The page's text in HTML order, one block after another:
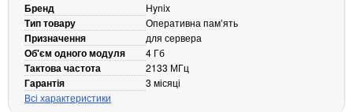
Зовнішні блоки живлення
Периферійні пристрої
Монітори
Клавіатури, миші, комплекти
Відеоспостереження
Бренд Hynix
Тип товару Оперативна памʼять
Призначення для сервера
Об'єм одного модуля 4 Гб
Тактова частота 2133 МГц
Гарантія
3 місяці
Всі характеристики